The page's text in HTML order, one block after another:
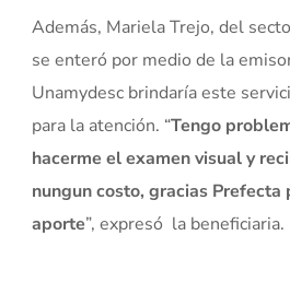
Además, Mariela Trejo, del
se enteró por medio de la
Unamydesc brindaría este
para la atención. “Tengo
hacerme el examen visual y
nungun costo, gracias Prefecta
aporte”, expresó la beneficiaria.